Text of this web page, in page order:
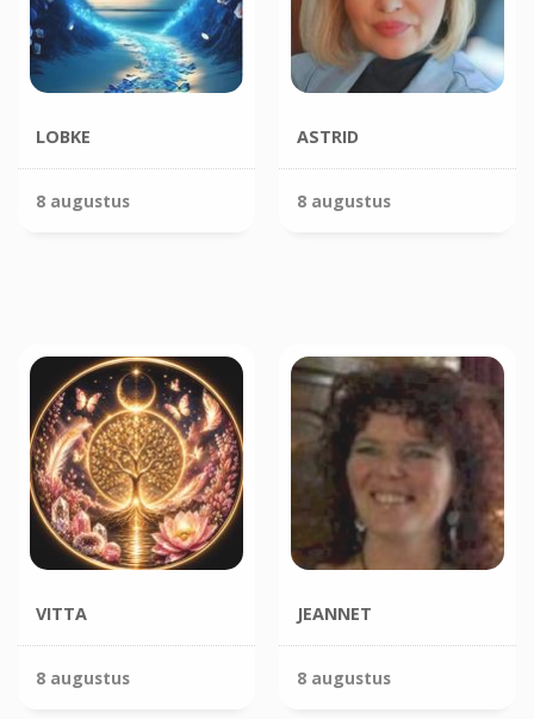
LOBKE
8 augustus
ASTRID
8 augustus
VITTA
8 augustus
JEANNET
8 augustus